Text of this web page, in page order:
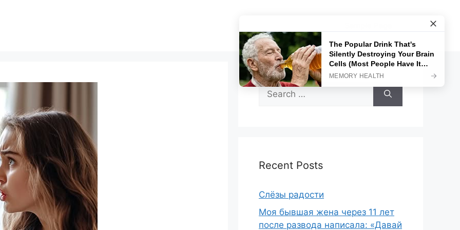
Search
for:
Recent Posts
Слёзы радости
Моя бывшая жена через 11 лет
после развода написала: «Давай